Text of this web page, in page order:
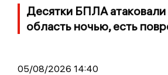
Десятки БПЛА
область ночью, есть
05/08/2026 14:40